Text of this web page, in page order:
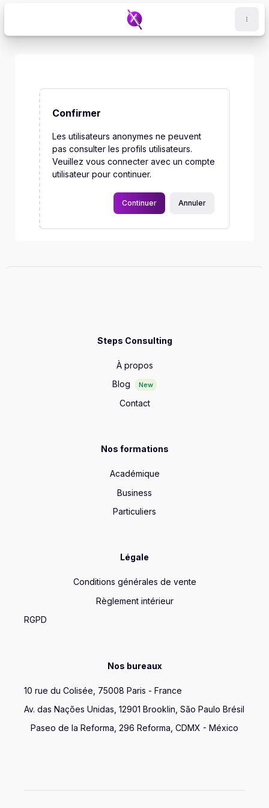
Confirmer
Les utilisateurs anonymes ne peuvent
pas consulter les profils utilisateurs.
Veuillez vous connecter avec un compte
utilisateur pour continuer.
Annuler
Continuer
Steps Consulting
À propos
Blog
New
Contact
Nos formations
Académique
Business
Particuliers
Légale
Conditions générales de vente
Règlement intérieur
RGPD
Nos bureaux
10 rue du Colisée, 75008 Paris - France
Av. das Nações Unidas, 12901 Brooklin, São Paulo Brésil
Paseo de la Reforma, 296 Reforma, CDMX - México